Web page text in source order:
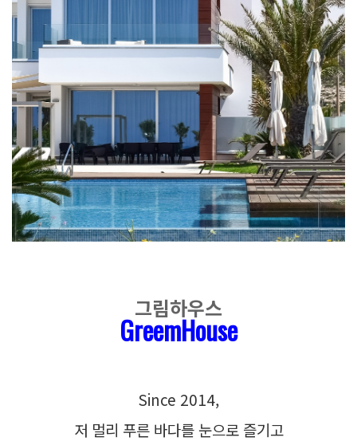
그림하우스
GreemHouse
Since 2014,
저 멀리 푸른 바다를 눈으로 즐기고